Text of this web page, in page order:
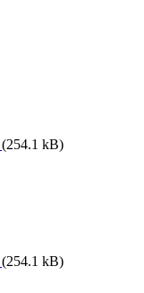
(254.1 kB)
(254.1 kB)